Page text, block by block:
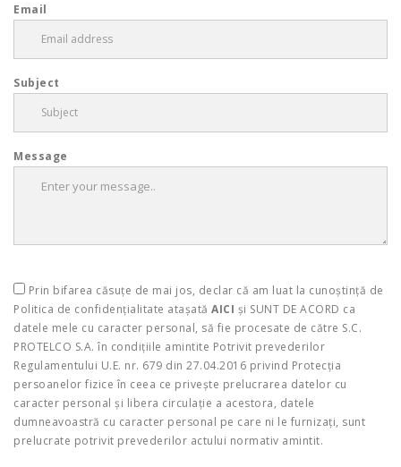
Email
Subject
Message
Prin bifarea căsuțe de mai jos, declar că am luat la cunoștință de
Politica de confidențialitate atașată AICI și SUNT DE ACORD ca
datele mele cu caracter personal, să fie procesate de către S.C.
PROTELCO S.A. în condițiile amintite Potrivit prevederilor
Regulamentului U.E. nr. 679 din 27.04.2016 privind Protecția
persoanelor fizice în ceea ce privește prelucrarea datelor cu
caracter personal și libera circulație a acestora, datele
dumneavoastră cu caracter personal pe care ni le furnizați, sunt
prelucrate potrivit prevederilor actului normativ amintit.